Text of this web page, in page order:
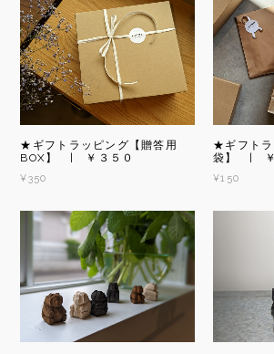
★ギフトラッピング【贈答用
BOX】 | ￥３５０
¥350
★ギフトラ
袋】 | ￥
¥150